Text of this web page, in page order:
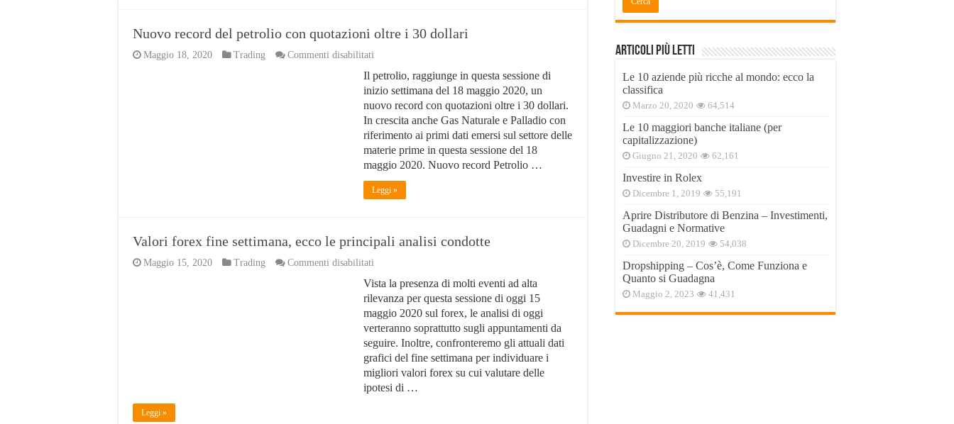
Nuovo record del petrolio con quotazioni oltre i 30 dollari
Maggio 18, 2020 Trading Commenti disabilitati
record
del
con
quotazioni
oltre
30
dollari
Il petrolio, raggiunge in questa sessione di
inizio settimana del 18 maggio 2020, un
nuovo record con quotazioni oltre i 30 dollari.
In crescita anche Gas Naturale e Palladio con
riferimento ai primi dati emersi sul settore delle
materie prime in questa sessione del 18
maggio 2020. Nuovo record Petrolio …
Leggi »
Valori forex fine settimana, ecco le principali analisi condotte
Maggio 15, 2020 Trading Commenti disabilitati
forex
fine
settimana,
ecco
le
principali
analisi
condotte
Vista la presenza di molti eventi ad alta
rilevanza per questa sessione di oggi 15
maggio 2020 sul forex, le analisi di oggi
verteranno soprattutto sugli appuntamenti da
seguire. Inoltre, confronteremo gli attuali dati
grafici del fine settimana per individuare i
migliori valori forex su cui valutare delle
ipotesi di …
Leggi »
Articoli Più Letti
Le 10 aziende più ricche al mondo: ecco la
classifica
Marzo 20, 2020 64,514
Le 10 maggiori banche italiane (per
capitalizzazione)
Giugno 21, 2020 62,161
Investire in Rolex
Dicembre 1, 2019 55,191
Aprire Distributore di Benzina – Investimenti,
Guadagni e Normative
Dicembre 20, 2019 54,038
Dropshipping – Cos’è, Come Funziona e
Quanto si Guadagna
Maggio 2, 2023 41,431